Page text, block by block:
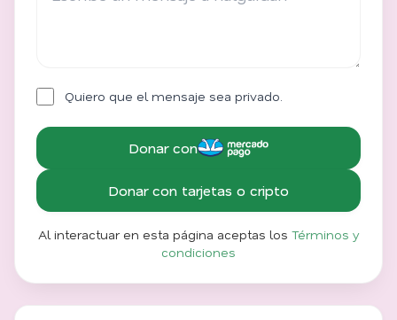
Quiero que el mensaje sea privado.
Donar con
Donar con tarjetas o cripto
Al interactuar en esta página aceptas los Términos y
condiciones